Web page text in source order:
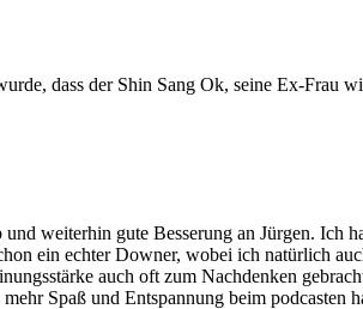
dass der Shin Sang Ok, seine Ex-Frau
weiterhin gute Besserung an Jürgen. Ich
ein echter Downer, wobei ich natürlich
auch oft zum Nachdenken
Spaß und Entspannung beim